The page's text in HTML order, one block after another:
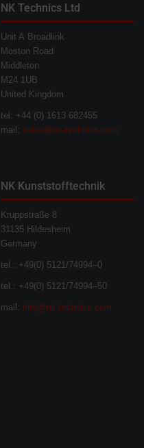
NK Technics Ltd
Unit A Broadlink
Moston Road
Middleton
M24 1UB
United Kingdom
tel: +44 (0) 1613 682455
mail: sales@nk-technics.com
NK Kunststofftechnik
Kruppstraße 8
31135 Hildesheim
Germany
tel.: +49(0) 5121/74994–0
tel.: +49(0) 5121/74994–50
mail: info@nk-technics.com